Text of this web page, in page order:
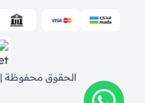
الحقوق محفوظة | 2026